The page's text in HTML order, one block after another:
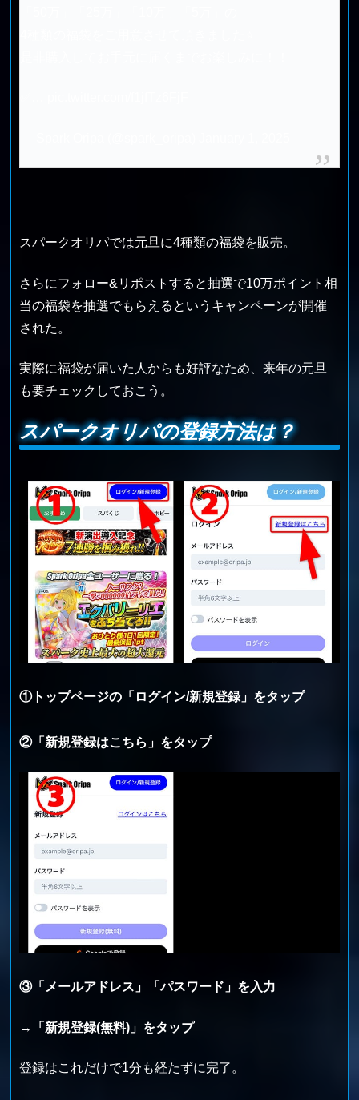
スパークオリパでは元旦に4種類の福袋を販売。
さらにフォロー&リポストすると抽選で10万ポイント相
当の福袋を抽選でもらえるというキャンペーンが開催
された。
実際に福袋が届いた人からも好評なため、来年の元旦
も要チェックしておこう。
スパークオリパの登録方法は？
①トップページの「ログイン/新規登録」をタップ
②「新規登録はこちら」をタップ
③「メールアドレス」「パスワード」を入力
→「新規登録(無料)」をタップ
登録はこれだけで1分も経たずに完了。